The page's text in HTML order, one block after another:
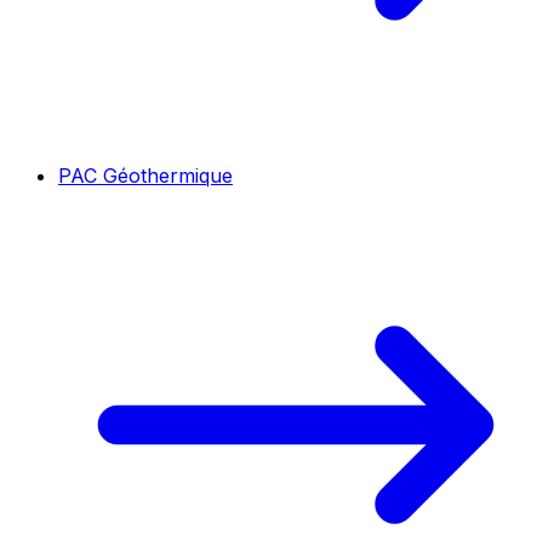
PAC Géothermique